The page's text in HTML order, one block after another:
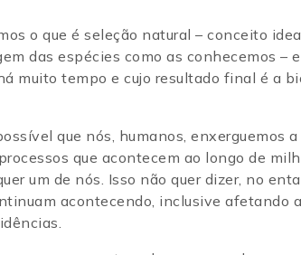
o que é seleção natural – conceito
das espécies como as conhecemos –
muito tempo e cujo resultado final é a
que nós, humanos, enxerguemos a
que acontecem ao longo de
um de nós. Isso não quer dizer, no
acontecendo, inclusive afetando